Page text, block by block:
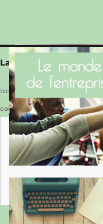
Laisser un commentaire
Votre adresse e-mail ne sera pas publiée.
COMMENTAIRE *